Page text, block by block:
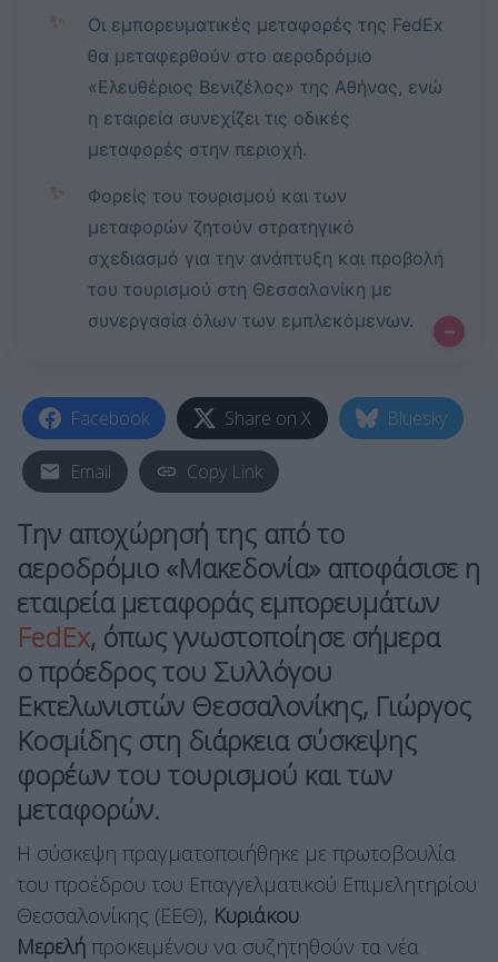
✨
Οι εμπορευματικές μεταφορές της FedEx
θα μεταφερθούν στο αεροδρόμιο
«Ελευθέριος Βενιζέλος» της Αθήνας, ενώ
η εταιρεία συνεχίζει τις οδικές
μεταφορές στην περιοχή.
✨
Φορείς του τουρισμού και των
μεταφορών ζητούν στρατηγικό
σχεδιασμό για την ανάπτυξη και προβολή
του τουρισμού στη Θεσσαλονίκη με
συνεργασία όλων των εμπλεκόμενων.
–
Facebook Share on X Bluesky
Email Copy Link
Την αποχώρησή της από το
αεροδρόμιο «Μακεδονία» αποφάσισε η
εταιρεία μεταφοράς εμπορευμάτων
FedEx, όπως γνωστοποίησε σήμερα
ο πρόεδρος του Συλλόγου
Εκτελωνιστών Θεσσαλονίκης, Γιώργος
Κοσμίδης στη διάρκεια σύσκεψης
φορέων του τουρισμού και των
μεταφορών.
Η σύσκεψη πραγματοποιήθηκε με πρωτοβουλία
του προέδρου του Επαγγελματικού Επιμελητηρίου
Θεσσαλονίκης (ΕΕΘ), Κυριάκου
Μερελή προκειμένου να συζητηθούν τα νέα